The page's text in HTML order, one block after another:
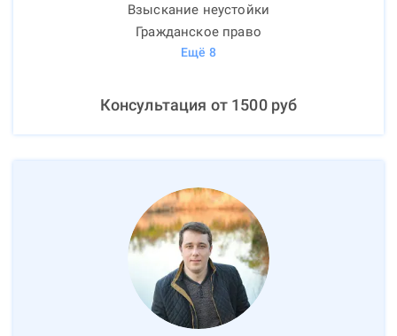
Взыскание неустойки
Гражданское право
Ещё 8
Консультация от 1500руб